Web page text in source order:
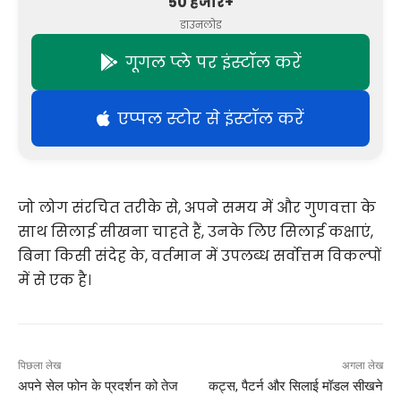
डाउनलोड
गूगल प्ले पर इंस्टॉल करें
एप्पल स्टोर से इंस्टॉल करें
जो लोग संरचित तरीके से, अपने समय में और गुणवत्ता के
साथ सिलाई सीखना चाहते हैं, उनके लिए सिलाई कक्षाएं,
बिना किसी संदेह के, वर्तमान में उपलब्ध सर्वोत्तम विकल्पों
में से एक है।
पिछला लेख
अपने सेल फोन के प्रदर्शन को तेज
अगला लेख
कट्स, पैटर्न और सिलाई मॉडल सीखने